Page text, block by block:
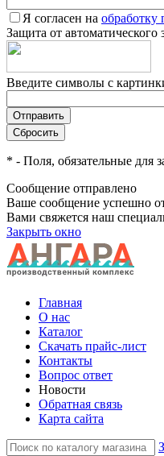
Я согласен на обработку
Защита от автоматического
Введите символы с
* - Поля, обязательные для
Сообщение отправлено
Ваше сообщение успешно
Вами свяжется наш
Закрыть окно
Главная
О нас
Каталог
Скачать прайс-лист
Контакты
Вопрос ответ
Новости
Обратная связь
Карта сайта